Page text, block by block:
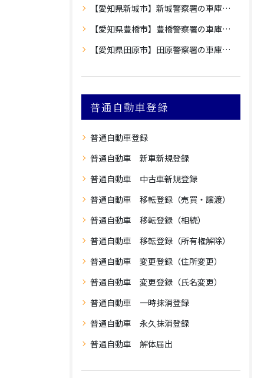
【愛知県新城市】新城警察署の車庫証明
【愛知県豊橋市】豊橋警察署の車庫証明
【愛知県田原市】田原警察署の車庫証明
普通自動車登録
普通自動車登録
普通自動車 新車新規登録
普通自動車 中古車新規登録
普通自動車 移転登録（売買・譲渡）
普通自動車 移転登録（相続）
普通自動車 移転登録（所有権解除）
普通自動車 変更登録（住所変更）
普通自動車 変更登録（氏名変更）
普通自動車 一時抹消登録
普通自動車 永久抹消登録
普通自動車 解体届出